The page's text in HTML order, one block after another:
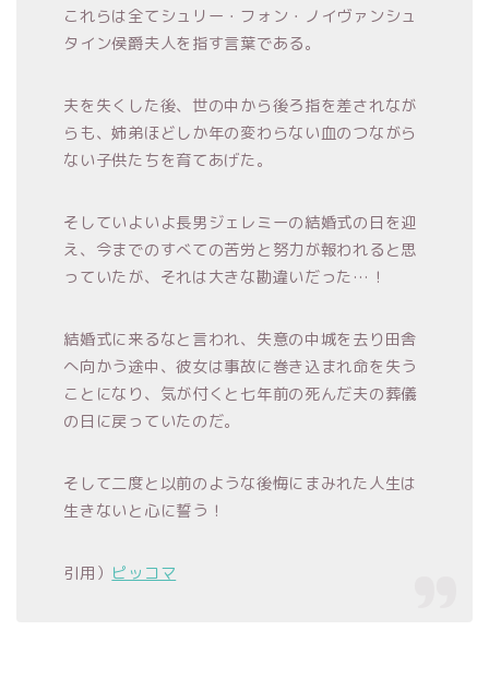
これらは全てシュリー・フォン・ノイヴァンシュ
タイン侯爵夫人を指す言葉である。
夫を失くした後、世の中から後ろ指を差されなが
らも、姉弟ほどしか年の変わらない血のつながら
ない子供たちを育てあげた。
そしていよいよ長男ジェレミーの結婚式の日を迎
え、今までのすべての苦労と努力が報われると思
っていたが、それは大きな勘違いだった…！
結婚式に来るなと言われ、失意の中城を去り田舎
へ向かう途中、彼女は事故に巻き込まれ命を失う
ことになり、気が付くと七年前の死んだ夫の葬儀
の日に戻っていたのだ。
そして二度と以前のような後悔にまみれた人生は
生きないと心に誓う！
引用） ピッコマ